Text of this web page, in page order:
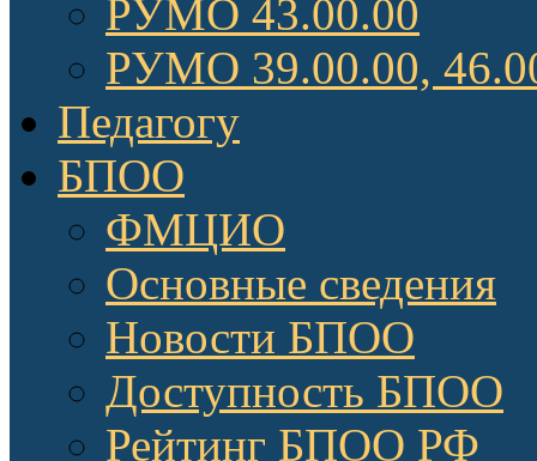
РУМО 43.00.00
РУМО 39.00.00,
Педагогу
БПОО
ФМЦИО
Основные сведения
Новости БПОО
Доступность БПОО
Рейтинг БПОО РФ